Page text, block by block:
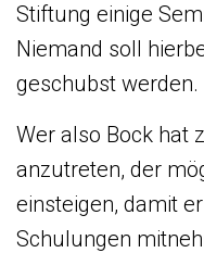
Stiftung einige
Niemand soll
geschubst werden.
Wer also Bock hat
anzutreten, der
einsteigen, damit
Schulungen